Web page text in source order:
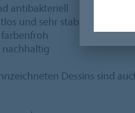
antibakteriell
und sehr stabil
nachhaltig
Dessins sind